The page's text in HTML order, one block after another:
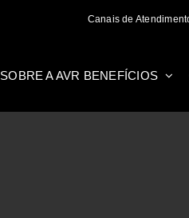
Canais de
SOBRE A AVR BENEFÍCIOS